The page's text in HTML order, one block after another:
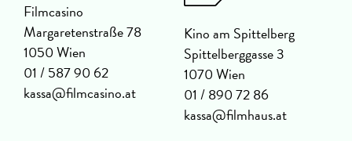
Filmcasino
Margaretenstraße 78
1050 Wien
01 / 587 90 62
kassa@filmcasino.at
Kino am Spittelberg
Spittelberggasse 3
1070 Wien
01 / 890 72 86
kassa@filmhaus.at